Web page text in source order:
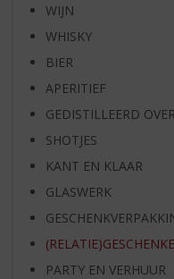
WIJN
WHISKY
BIER
APERITIEF
GEDISTILLEERD
SHOTJES
KANT EN KLAAR
GLASWERK
PARTY EN VERHUUR